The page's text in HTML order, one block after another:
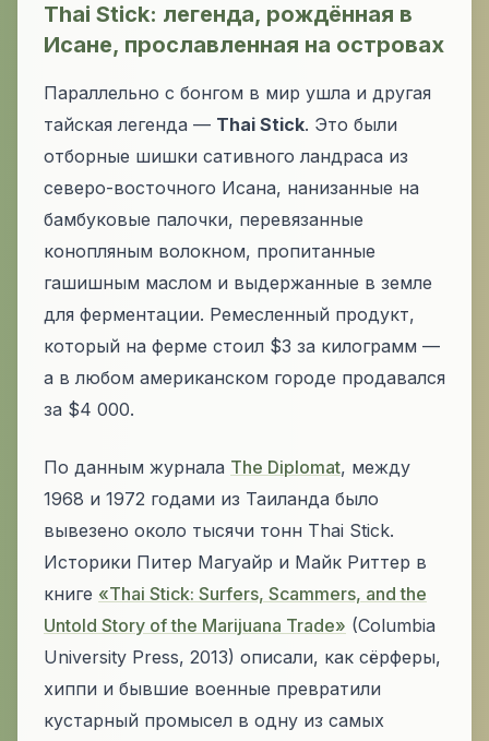
Thai Stick: легенда, рождённая в
Исане, прославленная на островах
Параллельно с бонгом в мир ушла и другая
тайская легенда — Thai Stick. Это были
отборные шишки сативного ландраса из
северо-восточного Исана, нанизанные на
бамбуковые палочки, перевязанные
конопляным волокном, пропитанные
гашишным маслом и выдержанные в земле
для ферментации. Ремесленный продукт,
который на ферме стоил $3 за килограмм —
а в любом американском городе продавался
за $4 000.
По данным журнала The Diplomat, между
1968 и 1972 годами из Таиланда было
вывезено около тысячи тонн Thai Stick.
Историки Питер Магуайр и Майк Риттер в
книге «Thai Stick: Surfers, Scammers, and the
Untold Story of the Marijuana Trade» (Columbia
University Press, 2013) описали, как сёрферы,
хиппи и бывшие военные превратили
кустарный промысел в одну из самых